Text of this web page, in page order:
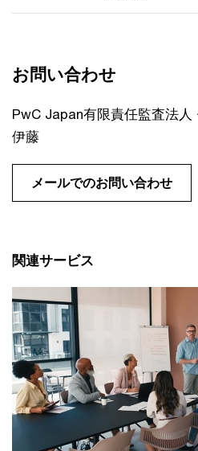
お問い合わせ
PwC Japan有限責任監査法人
伊藤
メールでのお問い合わせ
関連サービス